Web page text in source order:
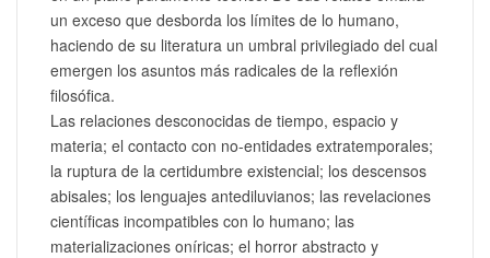
un exceso que desborda los límites de lo humano,
haciendo de su literatura un umbral privilegiado del cual
emergen los asuntos más radicales de la reflexión
filosófica.
Las relaciones desconocidas de tiempo, espacio y
materia; el contacto con no-entidades extratemporales;
la ruptura de la certidumbre existencial; los descensos
abisales; los lenguajes antediluvianos; las revelaciones
científicas incompatibles con lo humano; las
materializaciones oníricas; el horror abstracto y